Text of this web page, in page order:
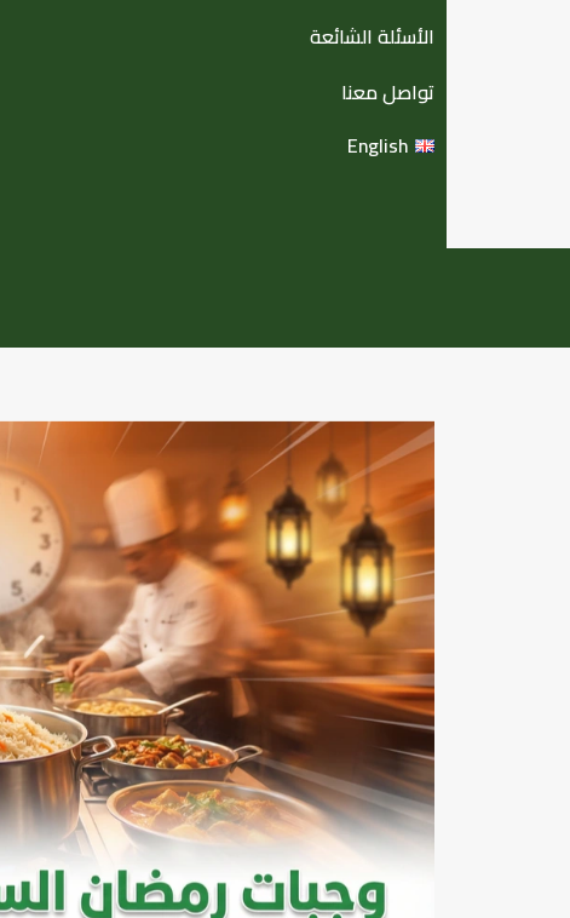
الأسئلة الشائعة
تواصل معنا
English